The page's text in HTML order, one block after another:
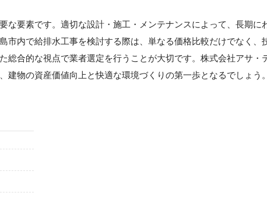
な要素です。適切な設計・施工・メンテナンスによって、長期に
市内で給排水工事を検討する際は、単なる価格比較だけでなく、
総合的な視点で業者選定を行うことが大切です。株式会社アサ・
建物の資産価値向上と快適な環境づくりの第一歩となるでしょう。